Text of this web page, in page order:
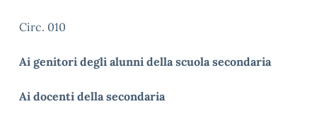
Circ. 010
Ai genitori degli alunni della scuola secondaria
Ai docenti della secondaria